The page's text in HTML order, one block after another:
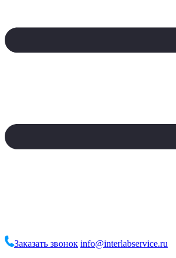
Заказать звонок info@interlabservice.ru